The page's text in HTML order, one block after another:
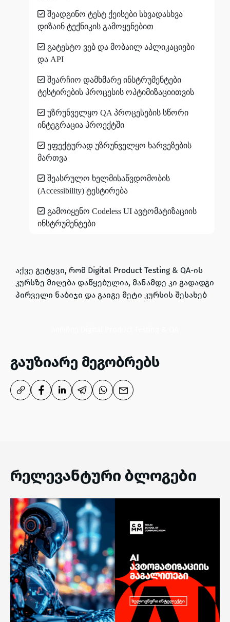
შეადგინო ტესტ ქეისები სხვადასხვა
დიზაინ ტექნიკის გამოყენებით
გატესტო ვებ და მობაილ აპლიკაციები
და API
შეარჩიო დამხმარე ინსტრუმენტები
ტესტირების პროცესის ოპტიმიზაციითვის
უზრუნველყო QA პროცესების სწორი
ინტეგრაცია პროექტში
ეფექტურად უზრუნველყო ხარვეზების
მართვა
შეასრულო ხელმისაწვდომობის
(Accessibility) ტესტირება
გამოიყენო Codeless UI ავტომატიზაციის
ინსტრუმენტები
აქვე გეტყვი, რომ Digital Product Testing & QA-ის
კურსზე მიღება დაწყებულია, მანამდე კი გადადგი
პირველი ნაბიჯი და გაიგე მეტი კურსის შესახებ
გაუზიარე მეგობრებს
რელევანტური ბლოგები